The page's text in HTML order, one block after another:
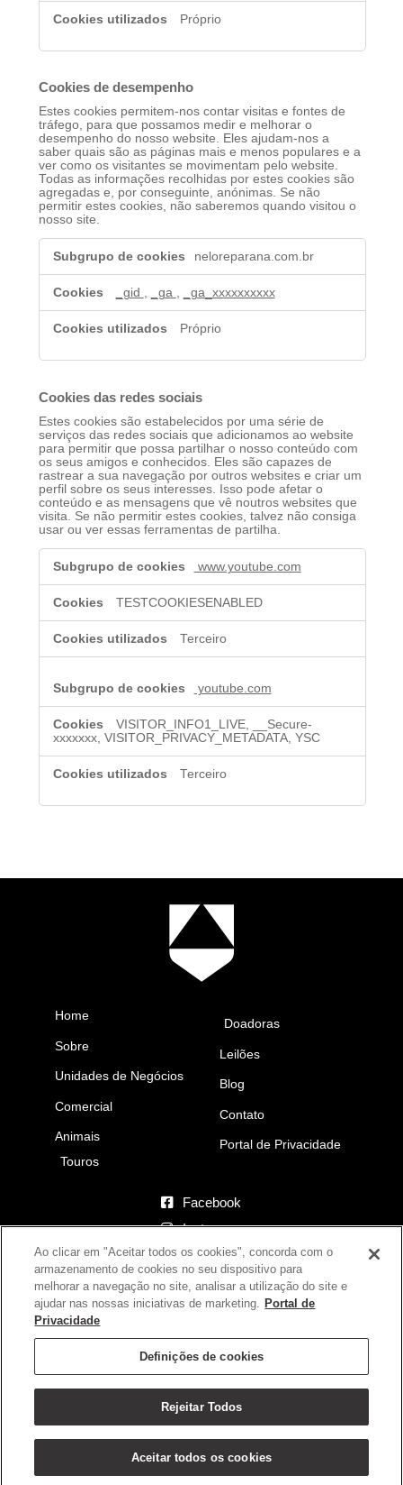
Próprio
Cookies de desempenho
Estes cookies permitem-nos contar visitas e fontes de
tráfego, para que possamos medir e melhorar o
desempenho do nosso website. Eles ajudam-nos a
saber quais são as páginas mais e menos populares e a
ver como os visitantes se movimentam pelo website.
Todas as informações recolhidas por estes cookies são
agregadas e, por conseguinte, anónimas. Se não
permitir estes cookies, não saberemos quando visitou o
nosso site.
desempenho
neloreparana.com.br
_gid , _ga , _ga_xxxxxxxxxx
Próprio
Cookies das redes sociais
Estes cookies são estabelecidos por uma série de
serviços das redes sociais que adicionamos ao website
para permitir que possa partilhar o nosso conteúdo com
os seus amigos e conhecidos. Eles são capazes de
rastrear a sua navegação por outros websites e criar um
perfil sobre os seus interesses. Isso pode afetar o
conteúdo e as mensagens que vê noutros websites que
visita. Se não permitir estes cookies, talvez não consiga
usar ou ver essas ferramentas de partilha.
Cookies
das
redes
sociais
www.youtube.com
TESTCOOKIESENABLED
Terceiro
youtube.com
VISITOR_INFO1_LIVE, __Secure-
xxxxxxx, VISITOR_PRIVACY_METADATA, YSC
Terceiro
Home
Sobre
Unidades de Negócios
Comercial
Animais
Touros
Doadoras
Leilões
Blog
Contato
Portal de Privacidade
Facebook
Instagram
YouTube
Fazenda Eldorado
(17) 9.9791-2828
Agência Berrante
Ao clicar em "Aceitar todos os cookies", concorda com o
armazenamento de cookies no seu dispositivo para
melhorar a navegação no site, analisar a utilização do site e
ajudar nas nossas iniciativas de marketing.
Portal de
Privacidade
Definições de cookies
Rejeitar Todos
Aceitar todos os cookies